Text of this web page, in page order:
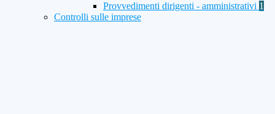
Provvedimenti dirigenti - amministrativi 1
Controlli sulle imprese